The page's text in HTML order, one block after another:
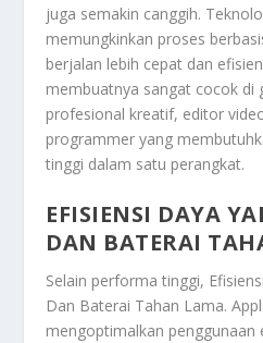
juga semakin canggih.
memungkinkan proses
berjalan lebih cepat dan
membuatnya sangat cocok di
profesional kreatif, editor
programmer yang
tinggi dalam satu perangkat.
EFISIENSI DAYA
DAN BATERAI
Selain performa tinggi,
Dan Baterai Tahan Lama.
mengoptimalkan penggunaan